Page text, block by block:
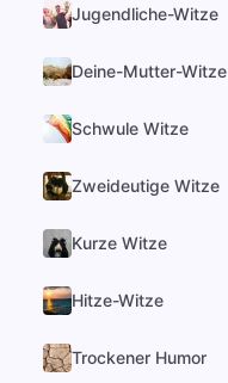
Jugendliche-Witze
Deine-Mutter-Witze
Schwule Witze
Zweideutige Witze
Kurze Witze
Hitze-Witze
Trockener Humor